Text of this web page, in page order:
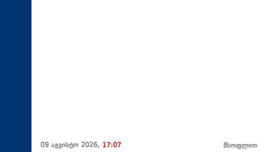
09 აგვისტო 2026, 17:07 მსოფლიო